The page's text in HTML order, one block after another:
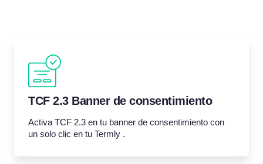
TCF 2.3 Banner de consentimiento
Activa TCF 2.3 en tu banner de consentimiento con
un solo clic en tu Termly .